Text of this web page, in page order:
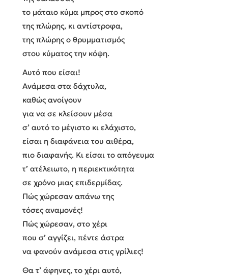
το μάταιο κύμα μπρος στο σκοπό
της πλώρης, κι αντίστροφα,
της πλώρης ο θρυμματισμός
στου κύματος την κόψη.
Αυτό που είσαι!
Ανάμεσα στα δάχτυλα,
καθώς ανοίγουν
για να σε κλείσουν μέσα
σ’ αυτό το μέγιστο κι ελάχιστο,
είσαι η διαφάνεια του αιθέρα,
πιο διαφανής. Κι είσαι το απόγευμα
τ’ ατέλειωτο, η περιεκτικότητα
σε χρόνο μιας επιδερμίδας.
Πώς χώρεσαν απάνω της
τόσες αναμονές!
Πώς χώρεσαν, στο χέρι
που σ’ αγγίζει, πέντε άστρα
να φανούν ανάμεσα στις γρίλιες!
Θα τ’ άφηνες, το χέρι αυτό,